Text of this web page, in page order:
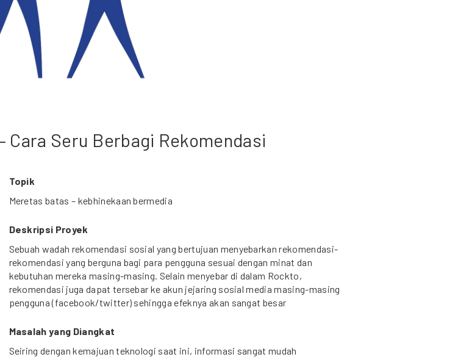
Cara Seru Berbagi Rekomendasi
Topik
Meretas batas – kebhinekaan bermedia
Deskripsi Proyek
Sebuah wadah rekomendasi sosial yang bertujuan menyebarkan rekomendasi-
rekomendasi yang berguna bagi para pengguna sesuai dengan minat dan
kebutuhan mereka masing-masing. Selain menyebar di dalam Rockto,
rekomendasi juga dapat tersebar ke akun jejaring sosial media masing-masing
pengguna (facebook/twitter) sehingga efeknya akan sangat besar
Masalah yang Diangkat
Seiring dengan kemajuan teknologi saat ini, informasi sangat mudah